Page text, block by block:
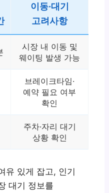
이동·대기
고려사항
시장 내 이동 및
웨이팅 발생 가능
브레이크타임·
예약 필요 여부
확인
주차·자리 대기
상황 확인
유 있게 잡고, 인기
대기 정보를